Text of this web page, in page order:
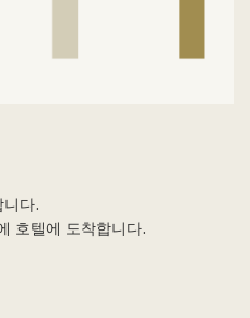
다.
호텔에 도착합니다.